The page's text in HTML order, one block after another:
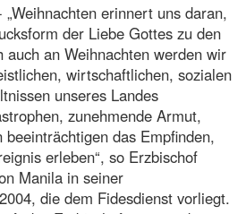
erinnert uns daran,
der Liebe Gottes zu den
an Weihnachten werden wir
wirtschaftlichen, sozialen
unseres Landes
zunehmende Armut,
beeinträchtigen das Empfinden,
erleben“, so Erzbischof
Manila in seiner
die dem Fidesdienst vorliegt.